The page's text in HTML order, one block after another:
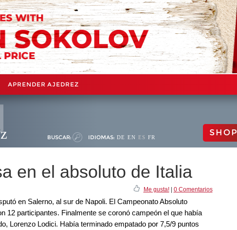
APRENDER AJEDREZ
BUSCAR: IDIOMAS: DE EN ES FR SHOP
en el absoluto de Italia
Me gusta!| 0 Comentarios
en Salerno, al sur de Napoli. El Campeonato Absoluto
12 participantes. Finalmente se coronó campeón el que había
Lorenzo Lodici. Había terminado empatado por 7,5/9 puntos